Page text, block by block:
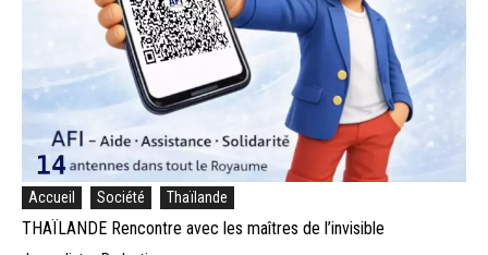
Accueil Société Thaïlande
THAÏLANDE Rencontre avec les maîtres de l’invisible